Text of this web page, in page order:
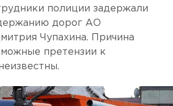
полиции задержали
дорог АО
Чупахина. Причина
претензии к